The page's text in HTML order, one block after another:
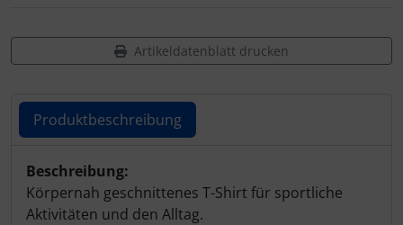
Artikeldatenblatt drucken
Produktbeschreibung
Produktbeschreibung
Beschreibung:
Körpernah geschnittenes T-Shirt für sportliche
Aktivitäten und den Alltag.